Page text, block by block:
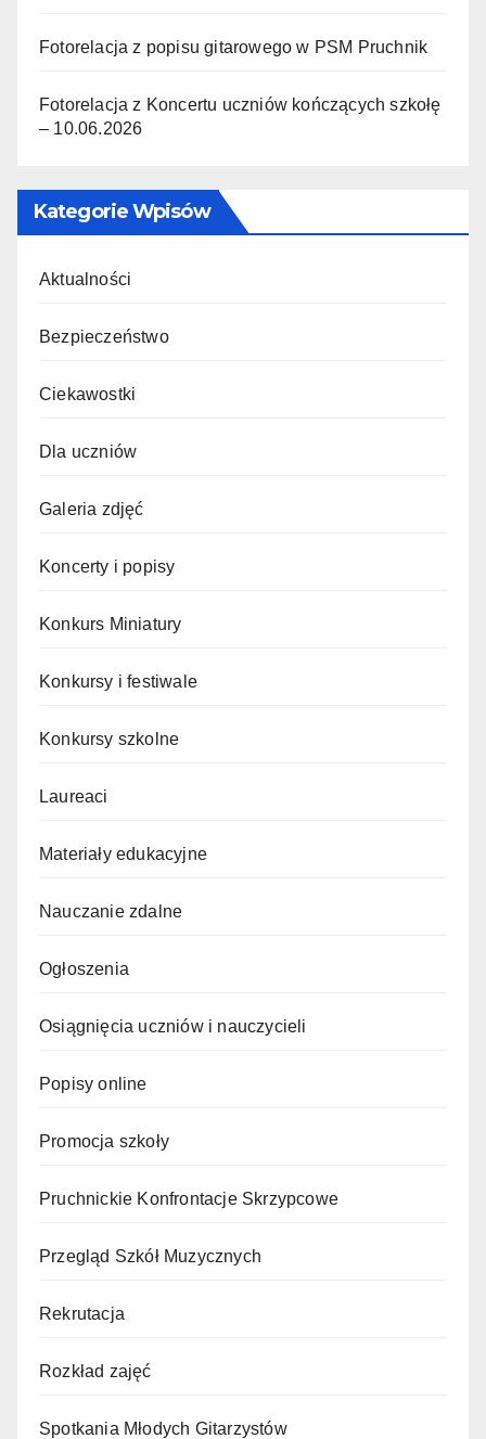
Fotorelacja z popisu gitarowego w PSM Pruchnik
Fotorelacja z Koncertu uczniów kończących szkołę
– 10.06.2026
Kategorie Wpisów
Aktualności
Bezpieczeństwo
Ciekawostki
Dla uczniów
Galeria zdjęć
Koncerty i popisy
Konkurs Miniatury
Konkursy i festiwale
Konkursy szkolne
Laureaci
Materiały edukacyjne
Nauczanie zdalne
Ogłoszenia
Osiągnięcia uczniów i nauczycieli
Popisy online
Promocja szkoły
Pruchnickie Konfrontacje Skrzypcowe
Przegląd Szkół Muzycznych
Rekrutacja
Rozkład zajęć
Spotkania Młodych Gitarzystów